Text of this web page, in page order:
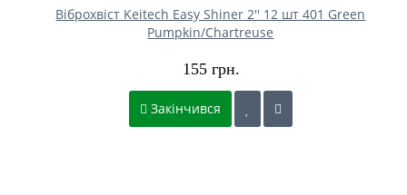
Віброхвіст Keitech Easy Shiner 2'' 12 шт 401 Green
Pumpkin/Chartreuse
155 грн.
Закінчився